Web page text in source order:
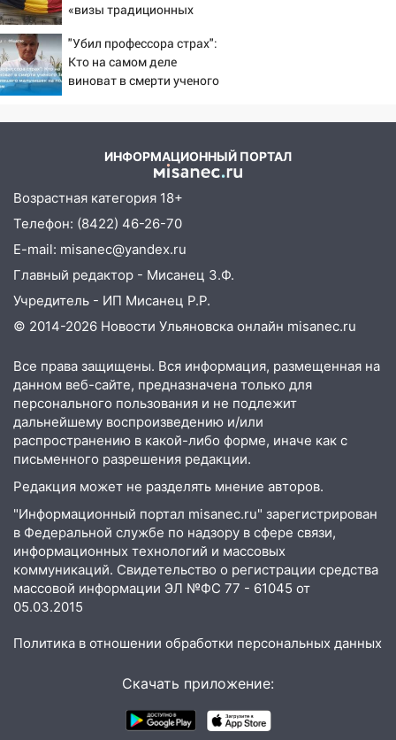
05:30
Астрологи назвали самый
опасный день августа: что ждет каждый
знак 5 августа
04.08.2026
капремонт школы в посёлке Налейка
Прокуратура проверяет
спортивные объекты в Старой Майне
21:01
Ульяновцев приглашают сдать
кровь: День донора пройдёт 6 августа
Ульяновская область девятую
неделю подряд удерживает самые
низкие цены на подсолнечное масло
19:33 Коровы-рекордсменки: в
молока
18:20 В Ульяновской области до конца
года благоустроят 20 родников
17:27 В Ульяновской области 114 детей-
сирот получили жильё с начала года
16:43 Дорожный сезон перевалил за
экватор: в Ульяновской области
обновили половину региональных трасс
16:31
В Ульяновской области
капитально отремонтируют 101
16:30
Прогноз погоды в Ульяновской
области на 5 августа
В Сурском районе сёла оказались
не защищены от лесных пожаров
«визы традиционных
РФ
"Убил профессора страх":
Кто на самом деле
виноват в смерти ученого
ИНФОРМАЦИОННЫЙ ПОРТАЛ
Возрастная категория 18+
Телефон: (8422) 46-26-70
E-mail: misanec@yandex.ru
Главный редактор - Мисанец З.Ф.
Учредитель - ИП Мисанец Р.Р.
© 2014-2026 Новости Ульяновска онлайн misanec.ru
Все права защищены. Вся информация, размещенная на
данном веб-сайте, предназначена только для
персонального пользования и не подлежит
дальнейшему воспроизведению и/или
распространению в какой-либо форме, иначе как с
письменного разрешения редакции.
Редакция может не разделять мнение авторов.
"Информационный портал misanec.ru" зарегистрирован
в Федеральной службе по надзору в сфере связи,
информационных технологий и массовых
коммуникаций. Свидетельство о регистрации средства
массовой информации ЭЛ №ФС 77 - 61045 от
05.03.2015
Политика в отношении обработки персональных данных
Скачать приложение: